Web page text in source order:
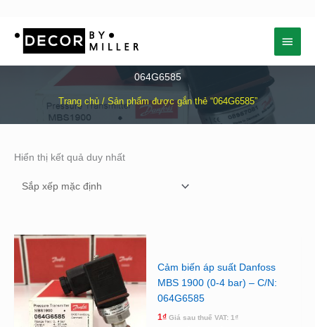
Menu
chính
064G6585
Trang chủ/ Sản phẩm được gắn thẻ “064G6585”
Hiển thị kết quả duy nhất
Cảm biến áp suất Danfoss
MBS 1900 (0-4 bar) – C/N:
064G6585
1₫ Giá sau thuế VAT: 1₫